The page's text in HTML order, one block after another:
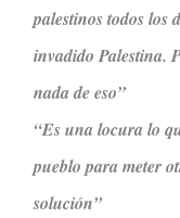
palestinos todos los
invadido Palestina.
nada de eso”
“Es una locura lo
pueblo para meter
solución”